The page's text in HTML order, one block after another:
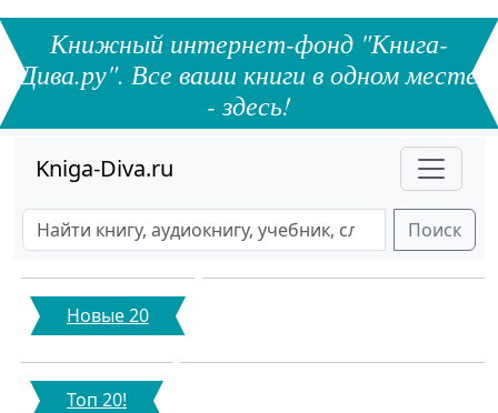
Книжный интернет-фонд "Книга-
Дива.ру". Все ваши книги в одном месте
- здесь!
Kniga-Diva.ru
Поиск
Новые 20
Топ 20!